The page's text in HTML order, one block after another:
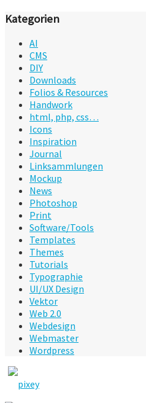
Kategorien
AI
CMS
DIY
Downloads
Folios & Resources
Handwork
html, php, css…
Icons
Inspiration
Journal
Linksammlungen
Mockup
News
Photoshop
Print
Software/Tools
Templates
Themes
Tutorials
Typographie
UI/UX Design
Vektor
Web 2.0
Webdesign
Webmaster
Wordpress